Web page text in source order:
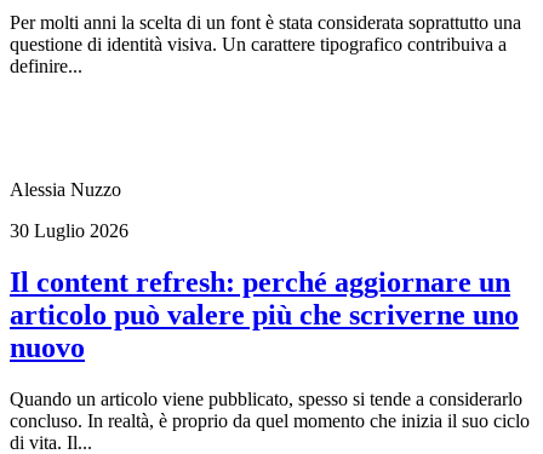
Per molti anni la scelta di un font è stata considerata soprattutto una
questione di identità visiva. Un carattere tipografico contribuiva a
definire...
Alessia Nuzzo
30 Luglio 2026
Il content refresh: perché aggiornare un
articolo può valere più che scriverne uno
nuovo
Quando un articolo viene pubblicato, spesso si tende a considerarlo
concluso. In realtà, è proprio da quel momento che inizia il suo ciclo
di vita. Il...